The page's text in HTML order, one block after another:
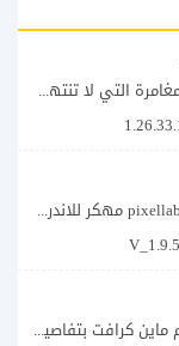
انضم الى التليجرام لعبة البناء والمغامرة التي لا تنتهي Minecraft إذا كنت تبحث عن...
انضم الى التليجرام تحميل برنامج pixellab مهكر للاندرويد يعتبر تطبيق بيكسلاب من اشهر تطبيقات...
انضم الى التليجرام استكشف عالم ماين كرافت بتفاصيل مذهلة 🌟 هل أنت مستعد لمغامرة...